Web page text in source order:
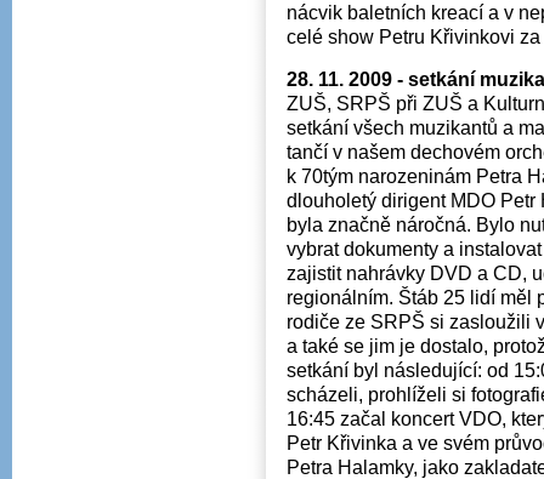
nácvik baletních kreací a v
celé show Petru Křivinkovi
28. 11. 2009 - setkání
ZUŠ, SRPŠ při ZUŠ a
setkání všech muzikantů a
tančí v našem dechovém
k 70tým narozeninám Petra
dlouholetý dirigent MDO
byla značně náročná. Bylo
vybrat dokumenty a
zajistit nahrávky DVD a CD,
regionálním. Štáb 25 lidí měl
rodiče ze SRPŠ si zasloužili
a také se jim je dostalo,
setkání byl následující: od
scházeli, prohlíželi si
16:45 začal koncert VDO,
Petr Křivinka a ve svém
Petra Halamky, jako